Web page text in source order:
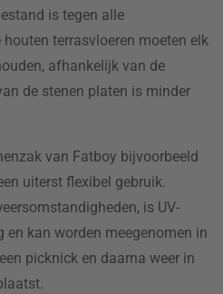
is tegen alle
terrasvloeren moeten elk
afhankelijk van de
de stenen platen is minder
van Fatboy bijvoorbeeld
uiterst flexibel gebruik.
is UV-
en kan worden meegenomen in
picknick en daarna weer in